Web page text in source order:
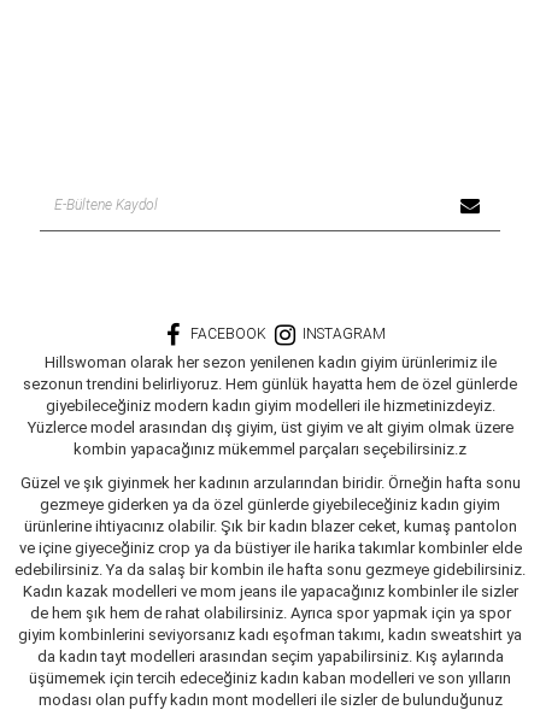
FACEBOOK INSTAGRAM
Hillswoman olarak her sezon yenilenen kadın giyim ürünlerimiz ile
sezonun trendini belirliyoruz. Hem günlük hayatta hem de özel günlerde
giyebileceğiniz modern kadın giyim modelleri ile hizmetinizdeyiz.
Yüzlerce model arasından dış giyim, üst giyim ve alt giyim olmak üzere
kombin yapacağınız mükemmel parçaları seçebilirsiniz.z
Güzel ve şık giyinmek her kadının arzularından biridir. Örneğin hafta sonu
gezmeye giderken ya da özel günlerde giyebileceğiniz kadın giyim
ürünlerine ihtiyacınız olabilir. Şık bir kadın blazer ceket, kumaş pantolon
ve içine giyeceğiniz crop ya da büstiyer ile harika takımlar kombinler elde
edebilirsiniz. Ya da salaş bir kombin ile hafta sonu gezmeye gidebilirsiniz.
Kadın kazak modelleri ve mom jeans ile yapacağınız kombinler ile sizler
de hem şık hem de rahat olabilirsiniz. Ayrıca spor yapmak için ya spor
giyim kombinlerini seviyorsanız kadı eşofman takımı, kadın sweatshirt ya
da kadın tayt modelleri arasından seçim yapabilirsiniz. Kış aylarında
üşümemek için tercih edeceğiniz kadın kaban modelleri ve son yılların
modası olan puffy kadın mont modelleri ile sizler de bulunduğunuz